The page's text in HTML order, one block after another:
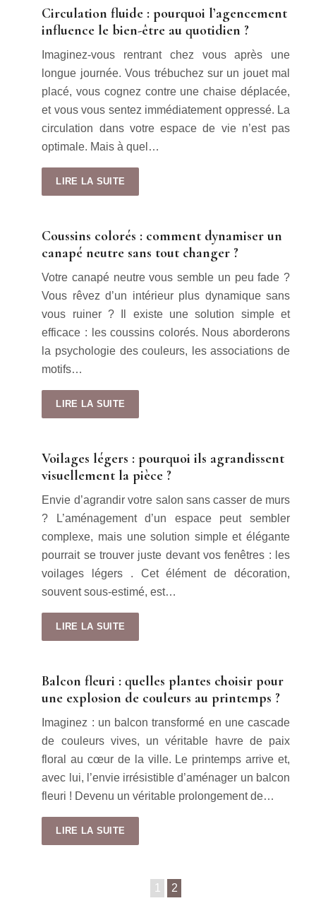
Circulation fluide : pourquoi l’agencement
influence le bien-être au quotidien ?
Imaginez-vous rentrant chez vous après une
longue journée. Vous trébuchez sur un jouet mal
placé, vous cognez contre une chaise déplacée,
et vous vous sentez immédiatement oppressé. La
circulation dans votre espace de vie n’est pas
optimale. Mais à quel…
LIRE LA SUITE
Coussins colorés : comment dynamiser un
canapé neutre sans tout changer ?
Votre canapé neutre vous semble un peu fade ?
Vous rêvez d’un intérieur plus dynamique sans
vous ruiner ? Il existe une solution simple et
efficace : les coussins colorés. Nous aborderons
la psychologie des couleurs, les associations de
motifs…
LIRE LA SUITE
Voilages légers : pourquoi ils agrandissent
visuellement la pièce ?
Envie d’agrandir votre salon sans casser de murs
? L’aménagement d’un espace peut sembler
complexe, mais une solution simple et élégante
pourrait se trouver juste devant vos fenêtres : les
voilages légers . Cet élément de décoration,
souvent sous-estimé, est…
LIRE LA SUITE
Balcon fleuri : quelles plantes choisir pour
une explosion de couleurs au printemps ?
Imaginez : un balcon transformé en une cascade
de couleurs vives, un véritable havre de paix
floral au cœur de la ville. Le printemps arrive et,
avec lui, l’envie irrésistible d’aménager un balcon
fleuri ! Devenu un véritable prolongement de…
LIRE LA SUITE
1 2